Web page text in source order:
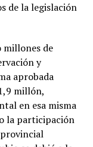
de la legislación
millones de
y
aprobada
millón,
en esa misma
la participación